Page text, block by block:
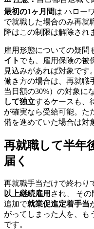
最初の1ヶ月間は ハロー
で就職した場合のみ再就
降はこの制限は解除され
雇用形態についての疑問
イト でも、雇用保険の被
見込みがあれば対象です
働き方の場合は、再就職
当日額の30%）の対象に
して独立するケースも、
が確実なら受給可能。た
備を進めていた場合は対
再就職して半年
届く
再就職手当だけで終わり
以上継続雇用 され、 そ
追加で就業促進定着手当
がってしまった人を、も
です。